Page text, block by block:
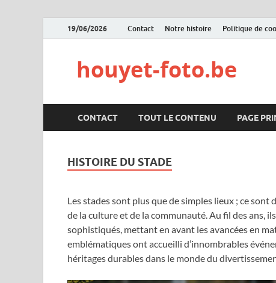
19/06/2026 Contact Notre histoire Politique de
houyet-foto.be
CONTACT TOUT LE CONTENU PAGE
HISTOIRE DU STADE
Les stades sont plus que de simples lieux ; ce
de la culture et de la communauté. Au fil des ans,
sophistiqués, mettant en avant les avancées en
emblématiques ont accueilli d’innombrables
héritages durables dans le monde du